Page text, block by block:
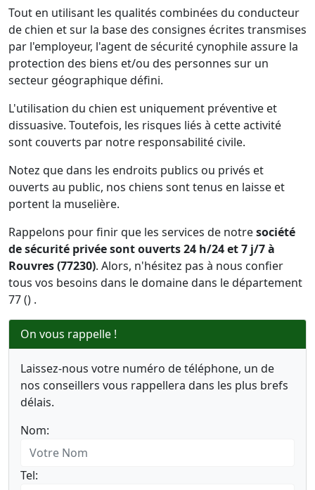
Tout en utilisant les qualités combinées du conducteur
de chien et sur la base des consignes écrites transmises
par l'employeur, l'agent de sécurité cynophile assure la
protection des biens et/ou des personnes sur un
secteur géographique défini.
L'utilisation du chien est uniquement préventive et
dissuasive. Toutefois, les risques liés à cette activité
sont couverts par notre responsabilité civile.
Notez que dans les endroits publics ou privés et
ouverts au public, nos chiens sont tenus en laisse et
portent la muselière.
Rappelons pour finir que les services de notresociété
de sécurité privée sont ouverts 24 h/24 et 7 j/7 à
Rouvres (77230). Alors, n'hésitez pas à nous confier
tous vos besoins dans le domaine dans le département
77 () .
On vous rappelle !
Laissez-nous votre numéro de téléphone, un de
nos conseillers vous rappellera dans les plus brefs
délais.
Nom:
Tel: